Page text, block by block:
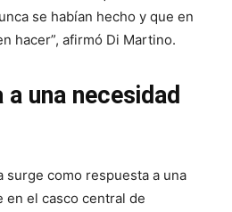
se habían hecho y que en
hacer”, afirmó Di Martino.
una necesidad
surge como respuesta a una
el casco central de